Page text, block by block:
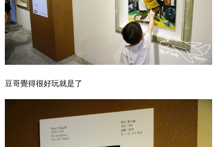
豆哥覺得很好玩就是了